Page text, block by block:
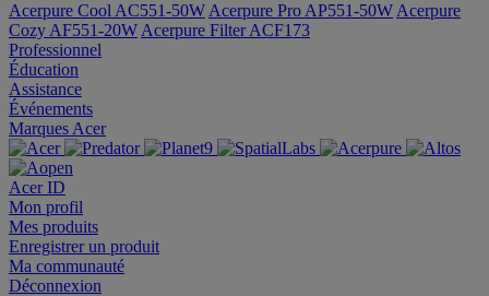
Acerpure Cool AC551-50W Acerpure Pro AP551-50W Acerpure
Cozy AF551-20W Acerpure Filter ACF173
Professionnel
Éducation
Assistance
Événements
Marques Acer
Acer ID
Mon profil
Mes produits
Enregistrer un produit
Ma communauté
Déconnexion